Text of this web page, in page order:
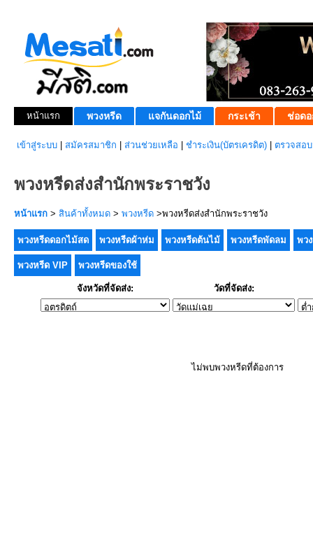
หน้าแรก พวงหรีด แจกันดอกไม้ กระเช้า ช่อดอ
เข้าสู่ระบบ สมัครสมาชิก ส่วนช่วยเหลือ ชำระเงิน(บัตรเครดิต) ตรวจสอ
พวงหรีดส่งสำนักพระราชวัง
หน้าแรก > สินค้าทั้งหมด > พวงหรีด >พวงหรีดส่งสำนักพระราชวัง
พวงหรีดดอกไม้สด พวงหรีดผ้าห่ม พวงหรีดต้นไม้ พวงหรีดพัดลม พว
พวงหรีด VIP พวงหรีดของใช้
จังหวัดที่จัดส่ง: วัดที่จัดส่ง:
ไม่พบพวงหรีดที่ต้องการ